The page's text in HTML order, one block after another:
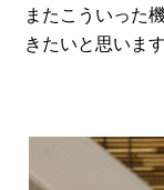
またこういった
きたいと思います